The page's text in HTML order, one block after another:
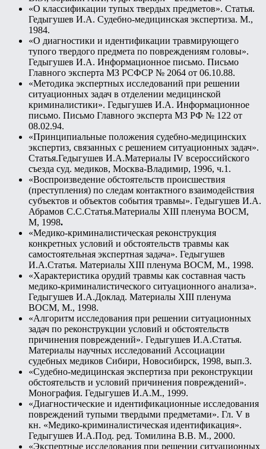
«О классификации тупых твердых предметов». Статья.
Гедыгушев И.А. Судебно-медицинская экспертиза. М.,
1984.
«О диагностики и идентификации травмирующего
тупого твердого предмета по повреждениям головы».
Гедыгушев И.А. Информационное письмо. Письмо
Главного эксперта МЗ РСФСР № 2064 от 06.10.88.
«Методика экспертных исследований при решении
ситуационных задач в отделении медицинской
криминалистики». Гедыгушев И.А. Информационное
письмо. Письмо Главного эксперта МЗ РФ № 122 от
08.02.94.
«Принципиальные положения судебно-медицинских
экспертиз, связанных с решением ситуационных задач».
Статья.Гедыгушев И.А.Материалы IV всероссийского
съезда суд. медиков, Москва-Владимир, 1996, ч.1.
«Воспроизведение обстоятельств происшествия
(преступления) по следам контактного взаимодействия
субъектов и объектов события травмы». Гедыгушев И.А.
Абрамов С.С.Статья.Материалы XIII пленума ВОСМ,
М, 1998.
«Медико-криминалистическая реконструкция
конкретных условий и обстоятельств травмы как
самостоятельная экспертная задача». Гедыгушев
И.А.Статья. Материалы XIII пленума ВОСМ, М., 1998.
«Характеристика орудий травмы как составная часть
медико-криминалистического ситуационного анализа».
Гедыгушев И.А.Доклад. Материалы XIII пленума
ВОСМ, М., 1998.
«Алгоритм исследования при решении ситуационных
задач по реконструкции условий и обстоятельств
причинения повреждений». Гедыгушев И.А.Статья.
Материалы научных исследований Ассоциации
судебных медиков Сибири, Новосибирск, 1998, вып.3.
«Судебно-медицинская экспертиза при реконструкции
обстоятельств и условий причинения повреждений».
Монография. Гедыгушев И.А.М., 1999.
«Диагностические и идентификационные исследования
повреждений тупыми твердыми предметами». Гл. V в
кн. «Медико-криминалистическая идентификация».
Гедыгушев И.А.Под. ред. Томилина В.В. М., 2000.
«Экспертные исследования при решении ситуационных